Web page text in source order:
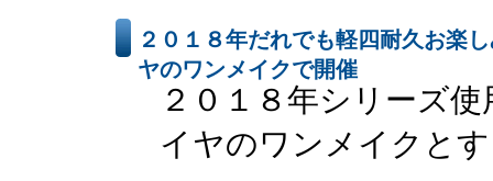
２０１８年だれでも軽四耐久お楽
ヤのワンメイクで開催
２０１８年シリーズ
イヤのワンメイクと